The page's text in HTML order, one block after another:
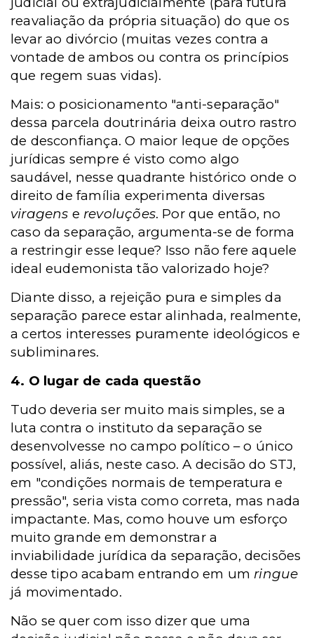
reavaliação da própria situação) do que os
levar ao divórcio (muitas vezes contra a
vontade de ambos ou contra os princípios
que regem suas vidas).
Mais: o posicionamento "anti-separação"
dessa parcela doutrinária deixa outro rastro
de desconfiança. O maior leque de opções
jurídicas sempre é visto como algo
saudável, nesse quadrante histórico onde o
direito de família experimenta diversas
viragens e revoluções. Por que então, no
caso da separação, argumenta-se de forma
a restringir esse leque? Isso não fere aquele
ideal eudemonista tão valorizado hoje?
Diante disso, a rejeição pura e simples da
separação parece estar alinhada, realmente,
a certos interesses puramente ideológicos e
subliminares.
4. O lugar de cada questão
Tudo deveria ser muito mais simples, se a
luta contra o instituto da separação se
desenvolvesse no campo político – o único
possível, aliás, neste caso. A decisão do STJ,
em "condições normais de temperatura e
pressão", seria vista como correta, mas nada
impactante. Mas, como houve um esforço
muito grande em demonstrar a
inviabilidade jurídica da separação, decisões
desse tipo acabam entrando em um ringue
já movimentado.
Não se quer com isso dizer que uma